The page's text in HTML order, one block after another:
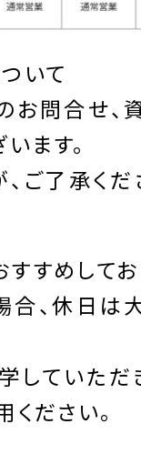
いて
お問合せ、
ます。
ご了承く
すめして
合、休日は
していた
ださい。